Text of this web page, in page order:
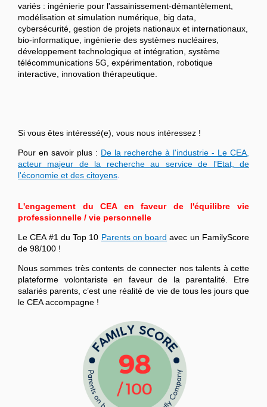
variés : ingénierie pour l'assainissement-démantèlement,
modélisation et simulation numérique, big data,
cybersécurité, gestion de projets nationaux et internationaux,
bio-informatique, ingénierie des systèmes nucléaires,
développement technologique et intégration, système
télécommunications 5G, expérimentation, robotique
interactive, innovation thérapeutique.
Si vous êtes intéressé(e), vous nous intéressez !
Pour en savoir plus : De la recherche à l'industrie - Le CEA,
acteur majeur de la recherche au service de l'Etat, de
l'économie et des citoyens
L'engagement du CEA en faveur de l'équilibre vie
professionnelle / vie personnelle
Le CEA #1 du Top 10 Parents on board avec un FamilyScore
de 98/100 !
Nous sommes très contents de connecter nos talents à cette
plateforme volontariste en faveur de la parentalité. Etre
salariés parents, c’est une réalité de vie de tous les jours que
le CEA accompagne !